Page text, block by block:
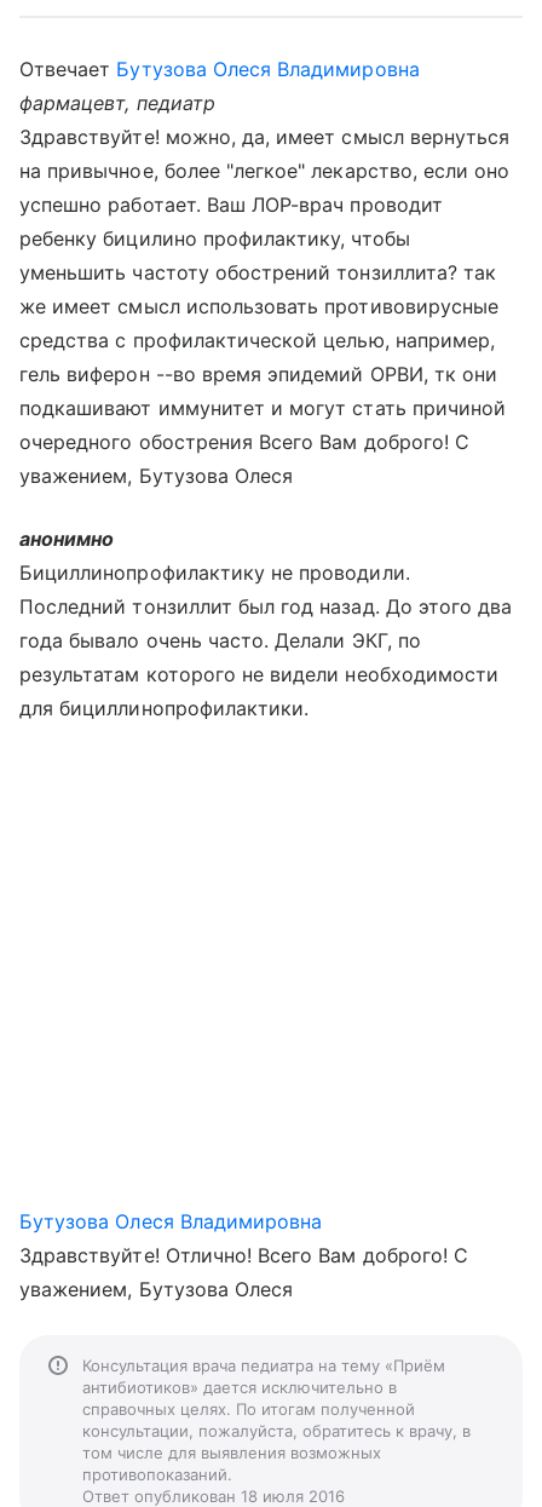
Отвечает Бутузова Олеся Владимировна
фармацевт, педиатр
Здравствуйте! можно, да, имеет смысл вернуться
на привычное, более "легкое" лекарство, если оно
успешно работает. Ваш ЛОР-врач проводит
ребенку бицилино профилактику, чтобы
уменьшить частоту обострений тонзиллита? так
же имеет смысл использовать противовирусные
средства с профилактической целью, например,
гель виферон --во время эпидемий ОРВИ, тк они
подкашивают иммунитет и могут стать причиной
очередного обострения Всего Вам доброго! С
уважением, Бутузова Олеся
анонимно
Бициллинопрофилактику не проводили.
Последний тонзиллит был год назад. До этого два
года бывало очень часто. Делали ЭКГ, по
результатам которого не видели необходимости
для бициллинопрофилактики.
Бутузова Олеся Владимировна
Здравствуйте! Отлично! Всего Вам доброго! С
уважением, Бутузова Олеся
Консультация врача педиатра на тему «Приём
антибиотиков» дается исключительно в
справочных целях. По итогам полученной
консультации, пожалуйста, обратитесь к врачу, в
том числе для выявления возможных
противопоказаний.
Ответ опубликован 18 июля 2016